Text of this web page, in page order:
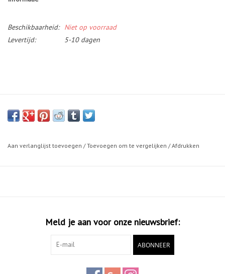
Beschikbaarheid:
Niet op voorraad
Levertijd:
5-10 dagen
Aan verlanglijst toevoegen /Toevoegen om te vergelijken /Afdrukken
Meld je aan voor onze nieuwsbrief:
ABONNEER